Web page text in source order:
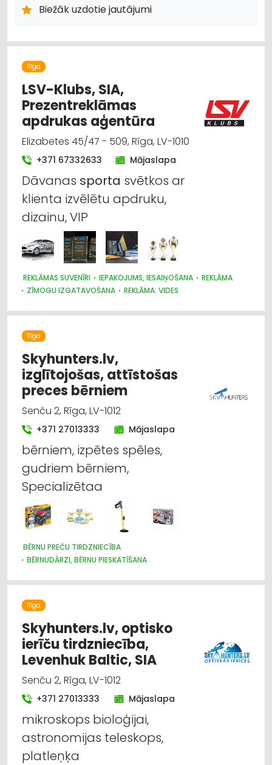
HIGIĒNAS PRECES
ZOOPRECES, DZĪVNIEKU KOPŠANA UN APRŪPE
HOBIJA PRECES
SĒKLAS UN STĀDI
DĀRZA TEHNIKA UN INVENTĀRS
Biežāk uzdotie jautājumi
Rīga
LSV-Klubs, SIA,
Prezentreklāmas
apdrukas aģentūra
Elizabetes 45/47 - 509, Rīga, LV-1010
+371 67332633 Mājaslapa
Dāvanas sporta svētkos ar
klienta izvēlētu apdruku,
dizainu, VIP
REKLĀMAS SUVENĪRI IEPAKOJUMS, IESAIŅOŠANA
REKLĀMA
ZĪMOGU IZGATAVOŠANA
REKLĀMA: VIDES
REKLĀMAS UN MEDIJU AĢENTŪRAS
SUVENĪRI, DĀVANAS
PASĀKUMU ORGANIZĒŠANA, ATRIBŪTIKA
KANCELEJAS PREČU TIRDZNIECĪBA
BIZNESA KONSULTĀCIJAS, PAKALPOJUMI
Rīga
Skyhunters.lv,
izglītojošas, attīstošas
preces bērniem
Senču 2, Rīga, LV-1012
+371 27013333 Mājaslapa
bērniem, izpētes spēles,
gudriem bērniem,
Specializētaa
BĒRNU PREČU TIRDZNIECĪBA
BĒRNUDĀRZI, BĒRNU PIESKATĪŠANA
BĒRNU UN JAUNIEŠU BRĪVĀ LAIKA ORGANIZĒŠANA, NOMETNES
SPORTA ORGANIZĀCIJAS
SPORTA UN TŪRISMA PREČU TIRDZNIECĪBA
SPORTA UN TŪRISMA PREČU VAIRUMTIRDZNIECĪBA
MEDICĪNISKĀ PALĪDZĪBA: REHABILITĀCIJA
IZGLĪTĪBA: VISPĀRĒJĀ
Rīga
Skyhunters.lv, optisko
ierīču tirdzniecība,
Levenhuk Baltic, SIA
Senču 2, Rīga, LV-1012
+371 27013333 Mājaslapa
mikroskops bioloģijai,
astronomijas teleskops,
platleņķa